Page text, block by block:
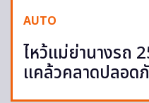
AUTO
ไหว้แม่ย่านางรถ
แคล้วคลาดปลอด